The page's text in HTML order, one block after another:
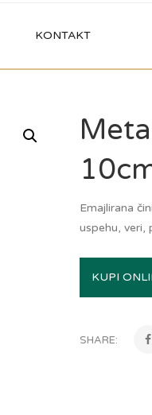
KONTAKT
Emajlirana
uspehu,
KUPI
SHARE: